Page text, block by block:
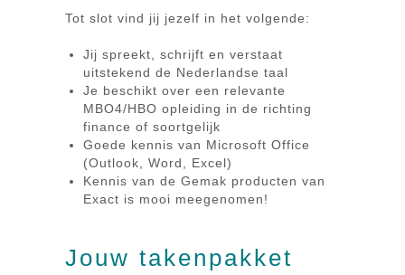
Tot slot vind jij jezelf in het volgende:
Jij spreekt, schrijft en verstaat
uitstekend de Nederlandse taal
Je beschikt over een relevante
MBO4/HBO opleiding in de richting
finance of soortgelijk
Goede kennis van Microsoft Office
(Outlook, Word, Excel)
Kennis van de Gemak producten van
Exact is mooi meegenomen!
Jouw takenpakket